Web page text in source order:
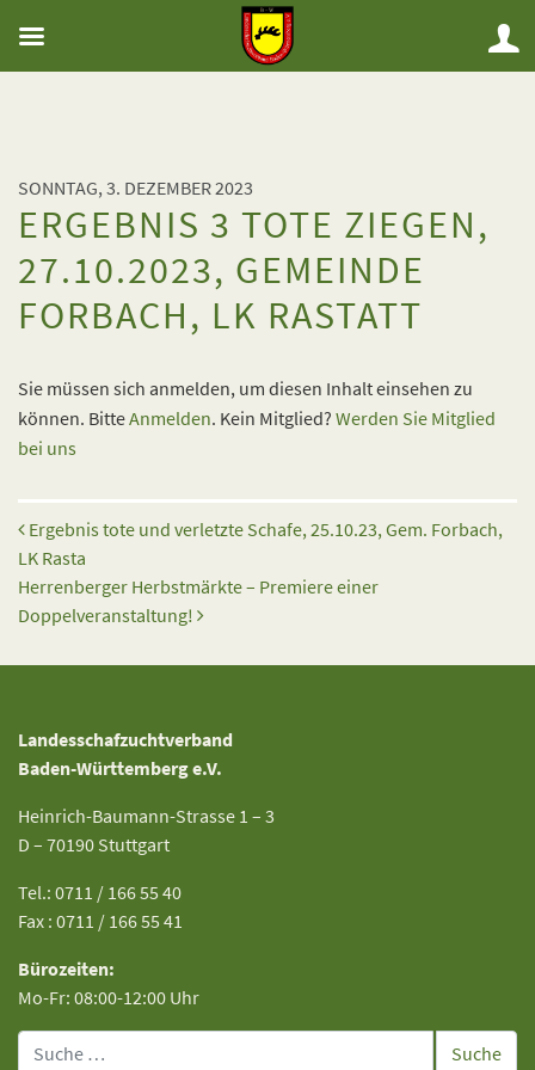
SONNTAG, 3. DEZEMBER 2023
ERGEBNIS 3 TOTE ZIEGEN,
27.10.2023, GEMEINDE
FORBACH, LK RASTATT
Sie müssen sich anmelden, um diesen Inhalt einsehen zu
können. BitteAnmelden. Kein Mitglied? Werden Sie Mitglied
bei uns
Beitrags-Navigation
Ergebnis tote und verletzte Schafe, 25.10.23, Gem. Forbach,
LK Rasta
Herrenberger Herbstmärkte – Premiere einer
Doppelveranstaltung!
Landesschafzuchtverband
Baden-Württemberg e.V.
Heinrich-Baumann-Strasse 1 – 3
D – 70190 Stuttgart
Tel.: 0711 / 166 55 40
Fax : 0711 / 166 55 41
Bürozeiten:
Mo-Fr: 08:00-12:00 Uhr
Suche